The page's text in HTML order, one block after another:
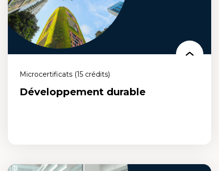
Microcertificats (15 crédits)
Développement durable
Développement durable